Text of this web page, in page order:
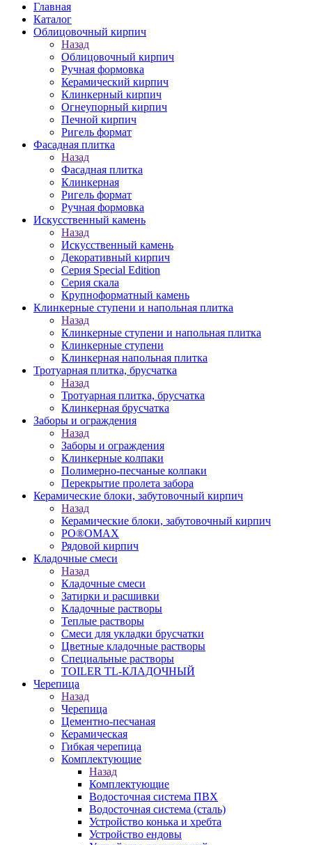
Главная
Каталог
Облицовочный кирпич
Назад
Облицовочный кирпич
Ручная формовка
Керамический кирпич
Клинкерный кирпич
Огнеупорный кирпич
Печной кирпич
Ригель формат
Фасадная плитка
Назад
Фасадная плитка
Клинкерная
Ригель формат
Ручная формовка
Искусственный камень
Назад
Искусственный камень
Декоративный кирпич
Серия Special Edition
Серия скала
Крупноформатный камень
Клинкерные ступени и напольная плитка
Назад
Клинкерные ступени и напольная плитка
Клинкерные ступени
Клинкерная напольная плитка
Тротуарная плитка, брусчатка
Назад
Тротуарная плитка, брусчатка
Клинкерная брусчатка
Заборы и ограждения
Назад
Заборы и ограждения
Клинкерные колпаки
Полимерно-песчаные колпаки
Перекрытие пролета забора
Керамические блоки, забутовочный кирпич
Назад
Керамические блоки, забутовочный кирпич
PO®OMAX
Рядовой кирпич
Кладочные смеси
Назад
Кладочные смеси
Затирки и расшивки
Кладочные растворы
Теплые растворы
Смеси для укладки брусчатки
Цветные кладочные растворы
Специальные растворы
TOILER TL-КЛАДОЧНЫЙ
Черепица
Назад
Черепица
Цементно-песчаная
Керамическая
Гибкая черепица
Комплектующие
Назад
Комплектующие
Водосточная система ПВХ
Водосточная система (сталь)
Устройство конька и хребта
Устройство ендовы